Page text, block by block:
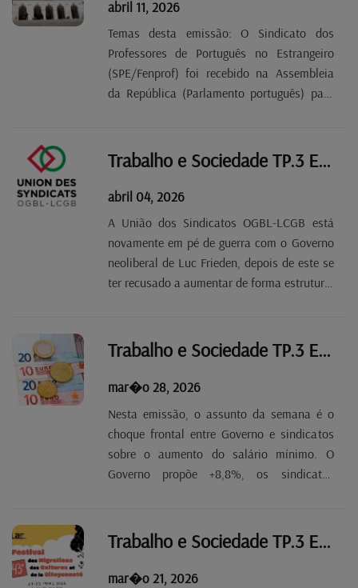
abril 11, 2026
Temas desta emissão: O Sindicato dos
Professores de Português no Estrangeiro
(SPE/Fenprof) foi recebido na Assembleia
da República (Parlamento português) para
dos sindicatos parceiros da OGBL, ao qual
Trabalho e Sociedade TP.3 EP 25
abril 04, 2026
A União dos Sindicatos OGBL-LCGB está
novamente em pé de guerra com o Governo
neoliberal de Luc Frieden, depois de este se
ter recusado a aumentar de forma estrutural
preparam a riposta. Estas e outras notícias
Trabalho e Sociedade TP.3 EP 24
mar�o 28, 2026
Nesta emissão, o assunto da semana é o
choque frontal entre Governo e sindicatos
sobre o aumento do salário mínimo. O
Governo propõe +8,8%, os sindicatos
Frieden, que anda a brincar com os
Trabalho e Sociedade TP.3 EP 23
mar�o 21, 2026